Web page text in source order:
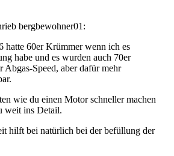
bergbewohner01:
hatte 60er Krümmer wenn ich es
habe und es wurden auch 70er
Abgas-Speed, aber dafür mehr
wie du einen Motor schneller machen
weit ins Detail.
hilft bei natürlich bei der befüllung der